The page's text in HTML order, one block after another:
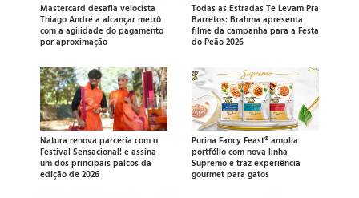
Mastercard desafia velocista
Thiago André a alcançar metrô
com a agilidade do pagamento
por aproximação
Todas as Estradas Te Levam Pra
Barretos: Brahma apresenta
filme da campanha para a Festa
do Peão 2026
Natura renova parceria com o
Festival Sensacional! e assina
um dos principais palcos da
edição de 2026
Purina Fancy Feast® amplia
portfólio com nova linha
Supremo e traz experiência
gourmet para gatos